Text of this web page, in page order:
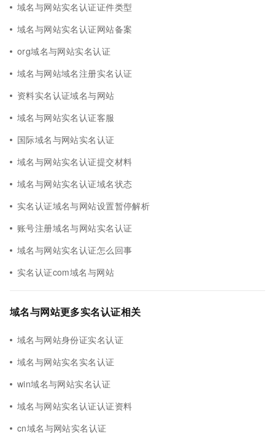
域名与网站实名认证证件类型
域名与网站实名认证网站备案
org域名与网站实名认证
域名与网站域名注册实名认证
资料实名认证域名与网站
域名与网站实名认证客服
国际域名与网站实名认证
域名与网站实名认证提交材料
域名与网站实名认证域名状态
实名认证域名与网站设置暂停解析
账号注册域名与网站实名认证
域名与网站实名认证怎么回事
实名认证com域名与网站
域名与网站更多实名认证相关
域名与网站身份证实名认证
域名与网站实名实名认证
win域名与网站实名认证
域名与网站实名认证认证资料
cn域名与网站实名认证